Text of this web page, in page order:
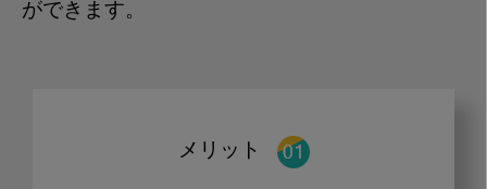
ができます。
メリット